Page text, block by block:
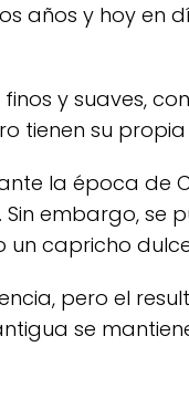
años y hoy en
y suaves,
tienen su
la época de
embargo, se
capricho
pero el
se